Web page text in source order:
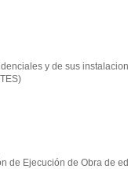
y de sus
de Ejecución de Obra de